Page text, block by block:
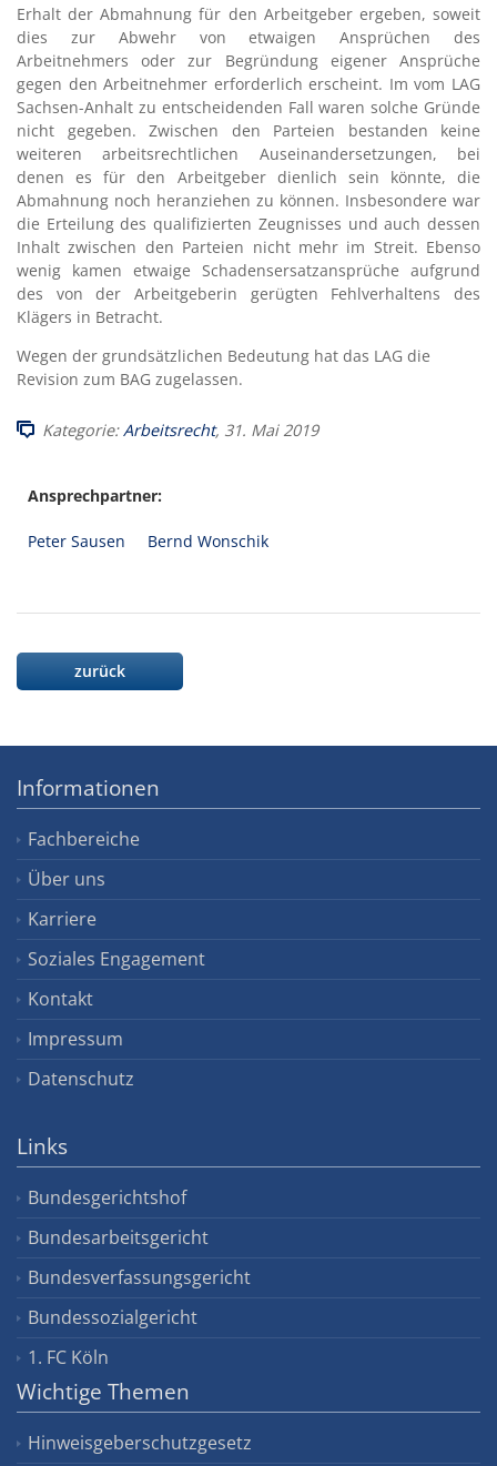
Erhalt der Abmahnung für den Arbeitgeber ergeben, soweit
dies zur Abwehr von etwaigen Ansprüchen des
Arbeitnehmers oder zur Begründung eigener Ansprüche
gegen den Arbeitnehmer erforderlich erscheint. Im vom LAG
Sachsen-Anhalt zu entscheidenden Fall waren solche Gründe
nicht gegeben. Zwischen den Parteien bestanden keine
weiteren arbeitsrechtlichen Auseinandersetzungen, bei
denen es für den Arbeitgeber dienlich sein könnte, die
Abmahnung noch heranziehen zu können. Insbesondere war
die Erteilung des qualifizierten Zeugnisses und auch dessen
Inhalt zwischen den Parteien nicht mehr im Streit. Ebenso
wenig kamen etwaige Schadensersatzansprüche aufgrund
des von der Arbeitgeberin gerügten Fehlverhaltens des
Klägers in Betracht.
Wegen der grundsätzlichen Bedeutung hat das LAG die
Revision zum BAG zugelassen.
Kategorie:Arbeitsrecht, 31. Mai 2019
Ansprechpartner:
Peter Sausen Bernd Wonschik
zurück
Informationen
Fachbereiche
Über uns
Karriere
Soziales Engagement
Kontakt
Impressum
Datenschutz
Links
Bundesgerichtshof
Bundesarbeitsgericht
Bundesverfassungsgericht
Bundessozialgericht
1. FC Köln
Wichtige Themen
Hinweisgeberschutzgesetz